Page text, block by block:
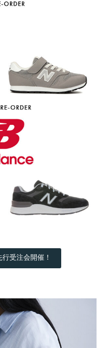
受注会開催！